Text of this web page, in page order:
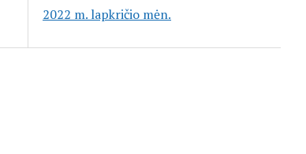
2022 m. lapkričio mėn.